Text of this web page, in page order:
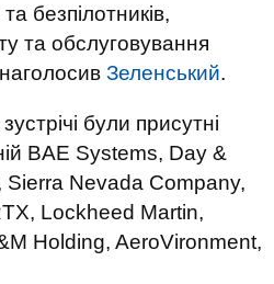
безпілотників,
та обслуговування
наголосив Зеленський.
були присутні
BAE Systems, Day &
Nevada Company,
Lockheed Martin,
Holding, AeroVironment,